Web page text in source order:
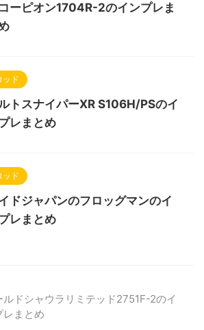
ーピオン1704R-2のインプレま
ッド
トスナイパーXR S106H/PSのイ
レまとめ
ッド
ドジャパンのフロッグマンのイ
レまとめ
ルドシャウラリミテッド2751F-2のイ
レまとめ